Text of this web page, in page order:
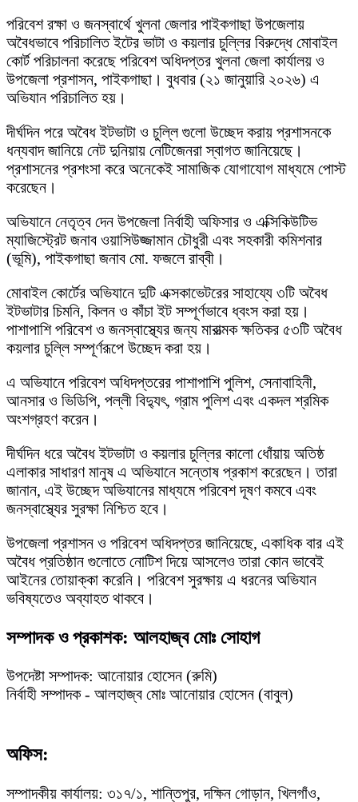
পরিবেশ রক্ষা ও জনস্বার্থে খুলনা জেলার পাইকগাছা উপজেলায়
অবৈধভাবে পরিচালিত ইটের ভাটা ও কয়লার চুল্লির বিরুদ্ধে মোবাইল
কোর্ট পরিচালনা করেছে পরিবেশ অধিদপ্তর খুলনা জেলা কার্যালয় ও
উপজেলা প্রশাসন, পাইকগাছা। বুধবার (২১ জানুয়ারি ২০২৬) এ
অভিযান পরিচালিত হয়।
দীর্ঘদিন পরে অবৈধ ইটভাটা ও চুল্লি গুলো উচ্ছেদ করায় প্রশাসনকে
ধন্যবাদ জানিয়ে নেট দুনিয়ায় নেটিজেনরা স্বাগত জানিয়েছে।
প্রশাসনের প্রশংসা করে অনেকেই সামাজিক যোগাযোগ মাধ্যমে পোস্ট
করেছেন।
অভিযানে নেতৃত্ব দেন উপজেলা নির্বাহী অফিসার ও এক্সিকিউটিভ
ম্যাজিস্ট্রেট জনাব ওয়াসিউজ্জামান চৌধুরী এবং সহকারী কমিশনার
(ভূমি), পাইকগাছা জনাব মো. ফজলে রাব্বী।
মোবাইল কোর্টের অভিযানে দুটি এক্সকাভেটরের সাহায্যে ৩টি অবৈধ
ইটভাটার চিমনি, কিলন ও কাঁচা ইট সম্পূর্ণভাবে ধ্বংস করা হয়।
পাশাপাশি পরিবেশ ও জনস্বাস্থ্যের জন্য মারাত্মক ক্ষতিকর ৫৩টি অবৈধ
কয়লার চুল্লি সম্পূর্ণরূপে উচ্ছেদ করা হয়।
এ অভিযানে পরিবেশ অধিদপ্তরের পাশাপাশি পুলিশ, সেনাবাহিনী,
আনসার ও ভিডিপি, পল্লী বিদ্যুৎ, গ্রাম পুলিশ এবং একদল শ্রমিক
অংশগ্রহণ করেন।
দীর্ঘদিন ধরে অবৈধ ইটভাটা ও কয়লার চুল্লির কালো ধোঁয়ায় অতিষ্ঠ
এলাকার সাধারণ মানুষ এ অভিযানে সন্তোষ প্রকাশ করেছেন। তারা
জানান, এই উচ্ছেদ অভিযানের মাধ্যমে পরিবেশ দূষণ কমবে এবং
জনস্বাস্থ্যের সুরক্ষা নিশ্চিত হবে।
উপজেলা প্রশাসন ও পরিবেশ অধিদপ্তর জানিয়েছে, একাধিক বার এই
অবৈধ প্রতিষ্ঠান গুলোতে নোটিশ দিয়ে আসলেও তারা কোন ভাবেই
আইনের তোয়াক্কা করেনি। পরিবেশ সুরক্ষায় এ ধরনের অভিযান
ভবিষ্যতেও অব্যাহত থাকবে।
সম্পাদক ও প্রকাশক: আলহাজ্ব মোঃ সোহাগ
উপদেষ্টা সম্পাদক: আনোয়ার হোসেন (রুমি)
নির্বাহী সম্পাদক - আলহাজ্ব মোঃ আনোয়ার হোসেন (বাবুল)
অফিস:
সম্পাদকীয় কার্যালয়: ৩১৭/১, শান্তিপুর, দক্ষিন গোড়ান, খিলগাঁও,